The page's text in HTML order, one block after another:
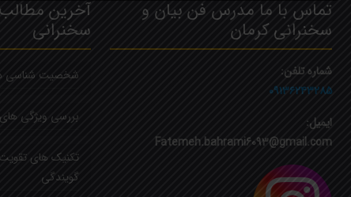
تماس با ما مدرس فن بیان و
سخنرانی کرمان
شماره تلفن:
۰۹۱۳۶۲۴۳۲۸۵
ایمیل:
Fatemeh.bahrami6093@gmail.com
آخرین
سخنرانی
شخصیت شناسی
بررسی ویژگی
تکنیک های
گویندگی